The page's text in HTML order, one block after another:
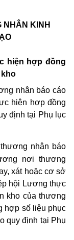
NHÂN KINH
hiện hợp đồng
nhân báo cáo
hiện hợp đồng
định tại Phụ lục
nhân báo
nơi thương
xát hoặc cơ sở
hội Lương thực
kho của thương
hợp số liệu phục
quy định tại Phụ